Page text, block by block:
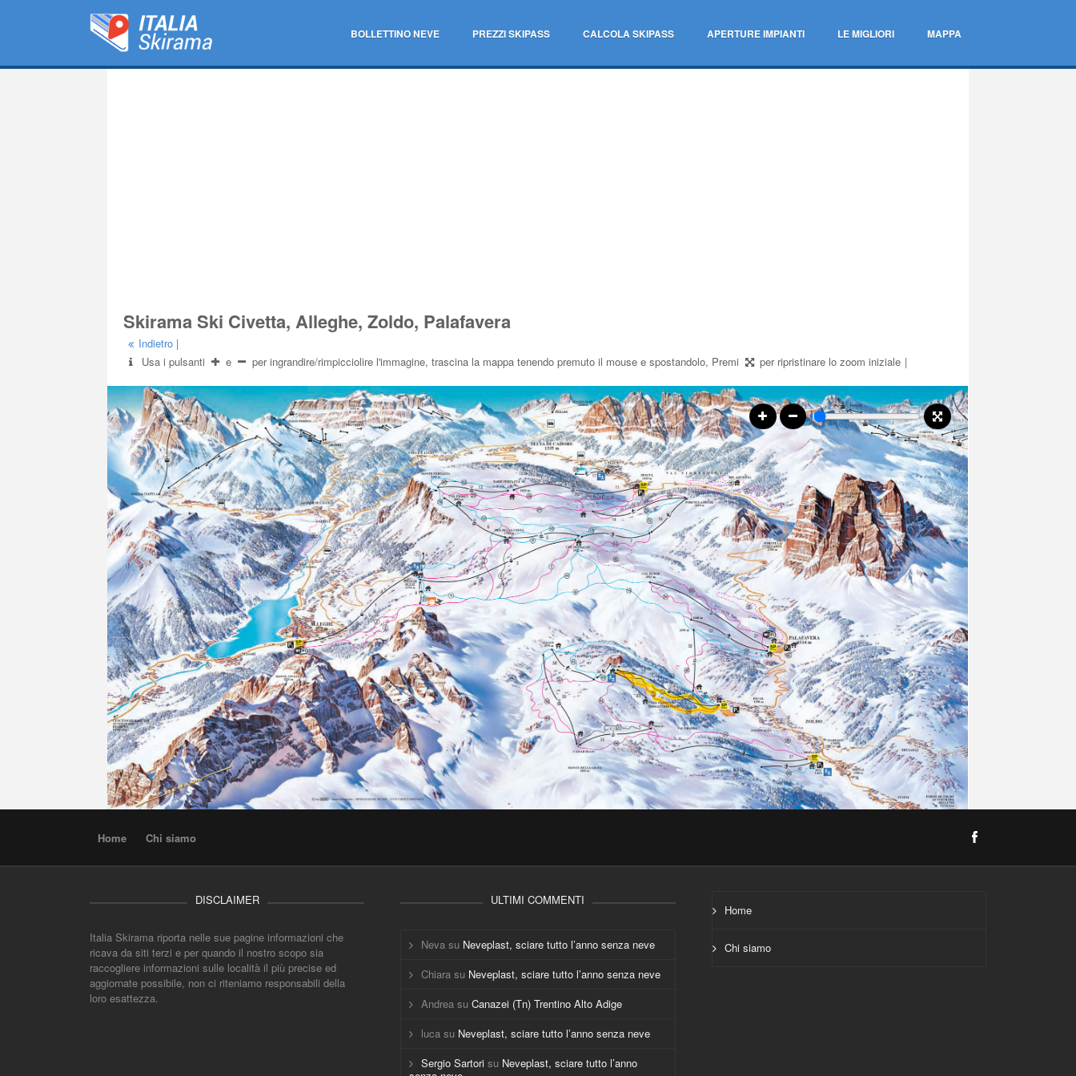
BOLLETTINO NEVE PREZZI SKIPASS CALCOLA SKIPASS APERTURE IMPIANTI LE MIGLIORI MAPPA
Skirama Ski Civetta, Alleghe, Zoldo, Palafavera
Indietro|
Usa i pulsanti
e per ingrandire/rimpicciolire l'immagine, trascina la mappa tenendo premuto il mouse e spostandolo, Premi per ripristinare lo zoom iniziale |
Home Chi siamo
DISCLAIMER
Italia Skirama riporta nelle sue pagine informazioni che
ricava da siti terzi e per quando il nostro scopo sia
raccogliere informazioni sulle località il più precise ed
aggiornate possibile, non ci riteniamo responsabili della
loro esattezza.
ULTIMI COMMENTI
Neva su Neveplast, sciare tutto l’anno senza neve
Chiara su Neveplast, sciare tutto l’anno senza neve
Andrea suCanazei (Tn) Trentino Alto Adige
luca su Neveplast, sciare tutto l’anno senza neve
Sergio Sartori su Neveplast, sciare tutto l’anno
Home
Chi siamo